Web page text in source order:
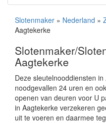
Slotenmaker » Nederland »
Aagtekerke
Slotenmaker/
Aagtekerke
Deze sleutelnooddiensten
noodgevallen 24 uren en
openen van deuren voor U
in Aagtekerke verzekeren
uit te voeren en daarmee